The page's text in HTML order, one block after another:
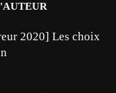
2020] Les choix